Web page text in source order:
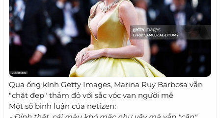
Qua ống kính Getty Images, Marina Ruy Barbosa vẫn
"chặt đẹp" thảm đỏ với sắc vóc vạn người mê
Một số bình luận của netizen: